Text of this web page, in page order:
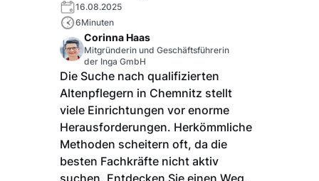
16.08.2025
6Minuten
Corinna Haas
Mitgründerin und Geschäftsführerin
der Inga GmbH
Die Suche nach qualifizierten
Altenpflegern in Chemnitz stellt
viele Einrichtungen vor enorme
Herausforderungen. Herkömmliche
Methoden scheitern oft, da die
besten Fachkräfte nicht aktiv
suchen. Entdecken Sie einen Weg,